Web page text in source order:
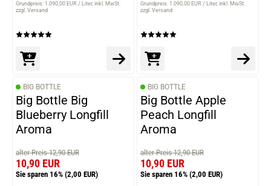
Grundpreis: 1.090,00 EUR / Liter inkl. MwSt.
zzgl. Versand
Grundpreis: 1.090,00 EUR / Liter inkl. MwSt.
zzgl. Versand
BIG BOTTLE
Big Bottle Big
Blueberry Longfill
Aroma
alter Preis 12,90 EUR
10,90 EUR
Sie sparen 16% (2,00 EUR)
BIG BOTTLE
Big Bottle Apple
Peach Longfill
Aroma
alter Preis 12,90 EUR
10,90 EUR
Sie sparen 16% (2,00 EUR)